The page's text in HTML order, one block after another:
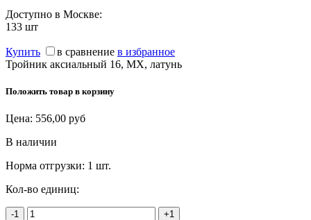
Доступно в Москве:
133 шт
Купить в сравнение в избранное
Тройник аксиальный 16, MX, латунь
Положить товар в корзину
Цена: 556,00 руб
В наличии
Норма отгрузки: 1 шт.
Кол-во единиц:
-1 +1